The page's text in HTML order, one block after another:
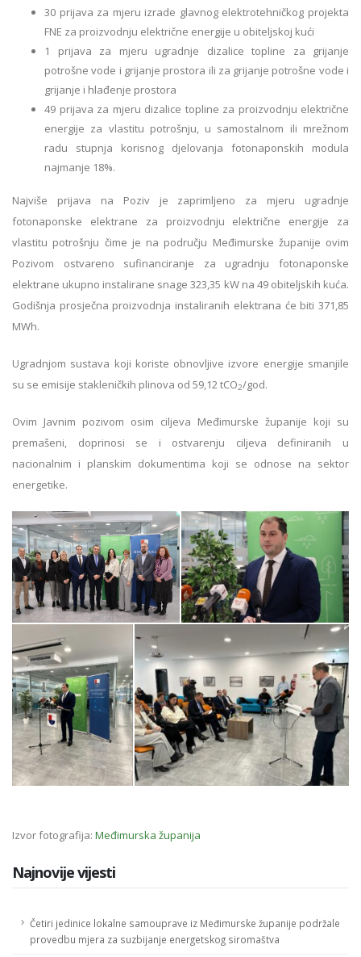
30 prijava za mjeru izrade glavnog elektrotehničkog projekta
FNE za proizvodnju električne energije u obiteljskoj kući
1 prijava za mjeru ugradnje dizalice topline za grijanje
potrošne vode i grijanje prostora ili za grijanje potrošne vode i
grijanje i hlađenje prostora
49 prijava za mjeru dizalice topline za proizvodnju električne
energije za vlastitu potrošnju, u samostalnom ili mrežnom
radu stupnja korisnog djelovanja fotonaponskih modula
najmanje 18%.
Najviše prijava na Poziv je zaprimljeno za mjeru ugradnje
fotonaponske elektrane za proizvodnju električne energije za
vlastitu potrošnju čime je na području Međimurske županije ovim
Pozivom ostvareno sufinanciranje za ugradnju fotonaponske
elektrane ukupno instalirane snage 323,35 kW na 49 obiteljskih kuća.
Godišnja prosječna proizvodnja instaliranih elektrana će biti 371,85
MWh.
Ugradnjom sustava koji koriste obnovljive izvore energije smanjile
su se emisije stakleničkih plinova od 59,12 tCO2/god.
Ovim Javnim pozivom osim ciljeva Međimurske županije koji su
premašeni, doprinosi se i ostvarenju ciljeva definiranih u
nacionalnim i planskim dokumentima koji se odnose na sektor
energetike.
Izvor fotografija: Međimurska županija
Najnovije vijesti
Četiri jedinice lokalne samouprave iz Međimurske županije podržale
provedbu mjera za suzbijanje energetskog siromaštva